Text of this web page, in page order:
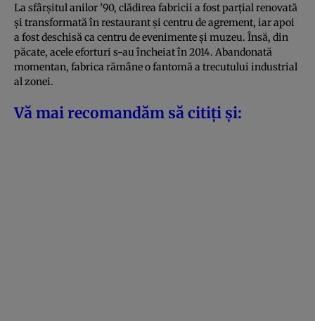
La sfârșitul anilor ’90, clădirea fabricii a fost parțial renovată
și transformată în restaurant și centru de agrement, iar apoi
a fost deschisă ca centru de evenimente și muzeu. Însă, din
păcate, acele eforturi s-au încheiat în 2014. Abandonată
momentan, fabrica rămâne o fantomă a trecutului industrial
al zonei.
Vă mai recomandăm să citiți și: